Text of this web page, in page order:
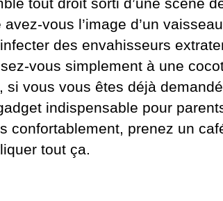
tout droit sorti d’une scène
avez-vous l’image d’un
des envahisseurs
vous simplement à une
si vous vous êtes déjà
indispensable pour
confortablement, prenez un
tout ça.